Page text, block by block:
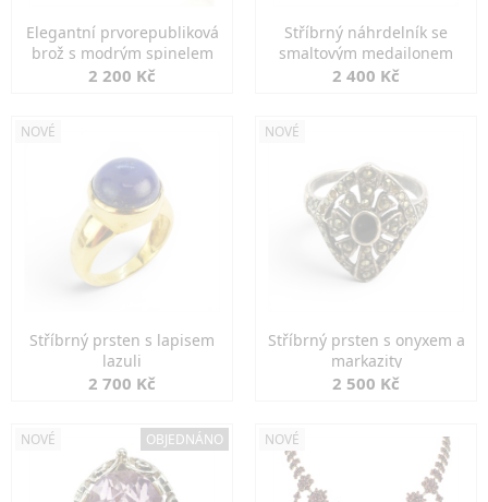
Elegantní prvorepubliková
brož s modrým spinelem
2 200 Kč
Stříbrný náhrdelník se
smaltovým medailonem
2 400 Kč
NOVÉ
Stříbrný prsten s lapisem
lazuli
2 700 Kč
NOVÉ
Stříbrný prsten s onyxem a
markazity
2 500 Kč
NOVÉ OBJEDNÁNO NOVÉ